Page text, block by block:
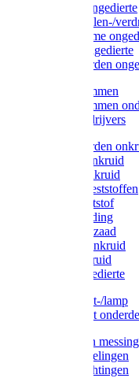
Diversen ongedierte
Insectenvallen-/
Protect Home
Solabiol ongedierte
Protect Garden
Mollenklemmen
Mollenklemmen
Mollenverdrijvers
Protect Garden
Diversen onkruid
Solabiol onkruid
Solabiol meststoffen
Pokon meststof
Pokon voeding
Pokon graszaad
Roundup onkruid
Pokon onkruid
Pokon ongedierte
Vliegenkast-/lamp
Vliegenkast
Zuigkorven messing
Geka koppelingen
Geka afdichtingen